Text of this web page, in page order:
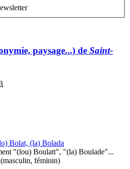
paysage...) de Saint-
Bolat, (la) Bolada
"(lou) Boulatt", "(la) Boulade"...
(masculin, féminin)